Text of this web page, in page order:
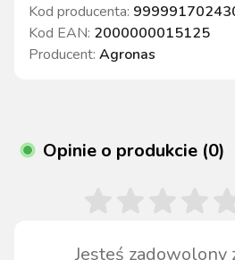
Kod producenta:
Kod EAN: 2000000015125
Producent: Agronas
Opinie o produkcie (0)
Jesteś zadowolony